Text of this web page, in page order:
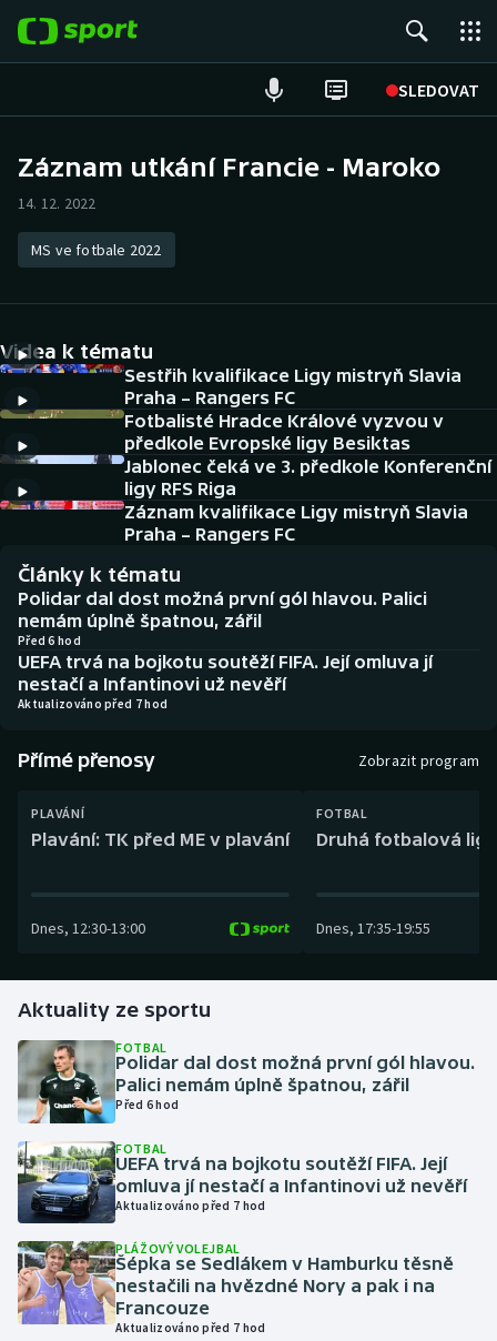
SLEDOVAT
Hokej
Tenis
Atletika
Cyklistika
DALŠÍ SPORTY
Americký fotbal
Baseball a softbal
Basketbal
Biatlon
Boby a skeleton
Dostihy
Futsal
Gymnastika
Házená
Jezdectví
Judo
Krasobruslení
Lezení
NEPŘEHLÉDNĚTE
Soutěže
Historické návraty
Aplikace ČT sport
AZ kvíz
Záznam utkání Francie - Maroko
14. 12. 2022
MS ve fotbale 2022
Videa k tématu
Sestřih kvalifikace Ligy mistryň Slavia
Praha – Rangers FC
Fotbalisté Hradce Králové vyzvou v
předkole Evropské ligy Besiktas
Jablonec čeká ve 3. předkole Konferenční
ligy RFS Riga
Záznam kvalifikace Ligy mistryň Slavia
Praha – Rangers FC
Články k tématu
Polidar dal dost možná první gól hlavou. Palici
nemám úplně špatnou, zářil
Před 6 hod
UEFA trvá na bojkotu soutěží FIFA. Její omluva jí
nestačí a Infantinovi už nevěří
Aktualizováno před 7 hod
Přímé přenosy Zobrazit program
PLAVÁNÍ
Plavání: TK před ME v plavání
Dnes, 12:30-13:00
FOTBAL
Druhá fotbalová
Dnes, 17:35-19:55
Aktuality ze sportu
FOTBAL
Polidar dal dost možná první gól hlavou.
Palici nemám úplně špatnou, zářil
Před 6 hod
FOTBAL
UEFA trvá na bojkotu soutěží FIFA. Její
omluva jí nestačí a Infantinovi už nevěří
Aktualizováno před 7 hod
PLÁŽOVÝ VOLEJBAL
Šépka se Sedlákem v Hamburku těsně
nestačili na hvězdné Nory a pak i na
Francouze
Aktualizováno před 7 hod